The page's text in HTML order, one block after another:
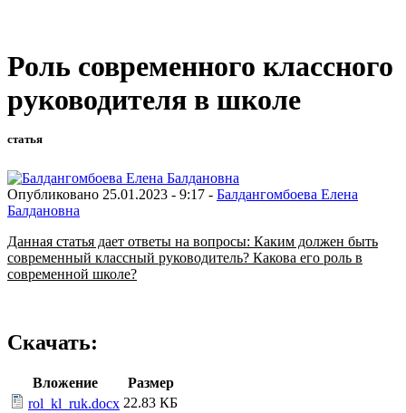
Роль современного классного
руководителя в школе
статья
Опубликовано 25.01.2023 - 9:17 - Балдангомбоева Елена
Балдановна
Данная статья дает ответы на вопросы: Каким должен быть
современный классный руководитель? Какова его роль в
современной школе?
Скачать:
Вложение
Размер
rol_kl_ruk.docx 22.83 КБ